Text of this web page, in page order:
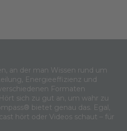
an der man Wissen rund um
Energieeffizienz und
Formaten
sich zu gut an, um wahr zu
bietet genau das. Egal,
hört oder Videos schaut – für